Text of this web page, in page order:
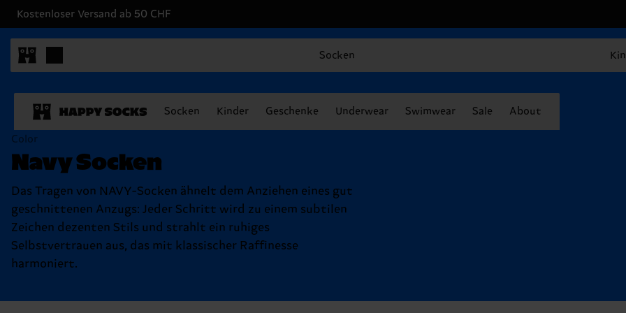
Kostenloser Versand ab 50 CHF
Socken
Socken Kinder Geschenke Underwear Swimwear Sale About
Color
Navy Socken
Das Tragen von NAVY-Socken ähnelt dem Anziehen eines gut
geschnittenen Anzugs: Jeder Schritt wird zu einem subtilen
Zeichen dezenten Stils und strahlt ein ruhiges
Selbstvertrauen aus, das mit klassischer Raffinesse
harmoniert.